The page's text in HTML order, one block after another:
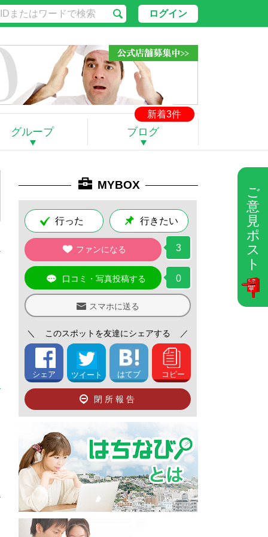
ご
意
見
ポ
ス
ト
ログイン
新着3件
グループ ブログ
MYBOX
行った 行きたい
ファンになる 3
口コミ・写真投稿する 0
スマホに送る
＼ このスポットを友達にシェアする ／
シェア ツイート はてブ コピー
閉所報告